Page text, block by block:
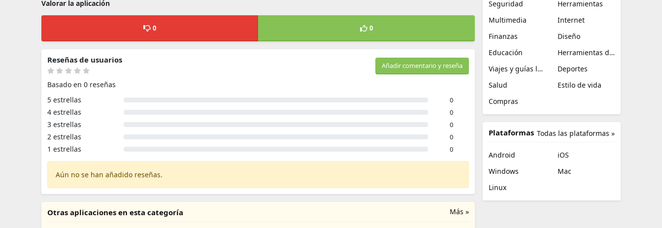
Valorar la aplicación
0 0
Añadir comentario y reseña
Reseñas de usuarios
Basado en 0 reseñas
5 estrellas
0
4 estrellas 0
3 estrellas 0
2 estrellas 0
1 estrellas 0
Aún no se han añadido reseñas.
Más »
Otras aplicaciones en esta categoría
Seguridad
Herramientas
Multimedia
Internet
Finanzas
Diseño
Educación
Herramientas de TI
Viajes y guías locales
Deportes
Salud
Estilo de vida
Compras
Todas las plataformas »
Plataformas
Android
iOS
Windows
Mac
Linux